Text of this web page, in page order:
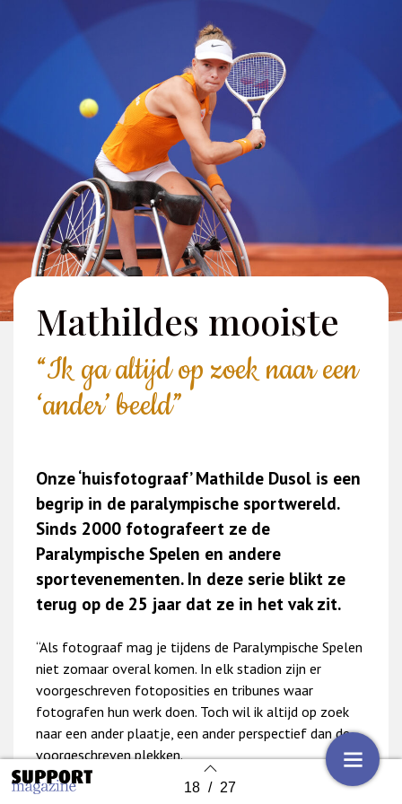
Back to index 18 / 27
Mathildes mooiste
“Ik ga altijd op zoek naar een
‘ander’ beeld”
Onze ‘huisfotograaf’ Mathilde Dusol is een
begrip in de paralympische sportwereld.
Sinds 2000 fotografeert ze de
Paralympische Spelen en andere
sportevenementen. In deze serie blikt ze
terug op de 25 jaar dat ze in het vak zit.
“Als fotograaf mag je tijdens de Paralympische Spelen
niet zomaar overal komen. In elk stadion zijn er
voorgeschreven fotoposities en tribunes waar
fotografen hun werk doen. Toch wil ik altijd op zoek
naar een ander plaatje, een ander perspectief dan de
voorgeschreven plekken.
In Parijs begin ik tijdens de finale van